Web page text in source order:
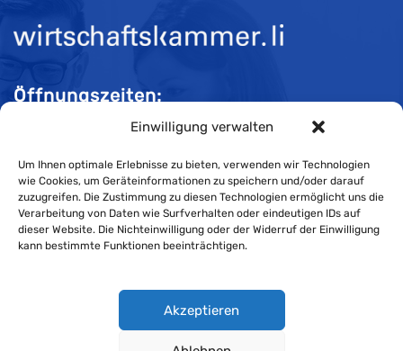
Einwilligung verwalten
Um Ihnen optimale Erlebnisse zu bieten, verwenden wir Technologien
wie Cookies, um Geräteinformationen zu speichern und/oder darauf
zuzugreifen. Die Zustimmung zu diesen Technologien ermöglicht uns die
Verarbeitung von Daten wie Surfverhalten oder eindeutigen IDs auf
dieser Website. Die Nichteinwilligung oder der Widerruf der Einwilligung
kann bestimmte Funktionen beeinträchtigen.
Akzeptieren
Öffnungszeiten:
Mo-Do 08:00 bis 11:30 und 13:30 bis 16:30 Uhr
Fr 08:00 bis 11:30 und 13:30 bis 16:00 Uhr
Impressum
Cookie-Richtlinie